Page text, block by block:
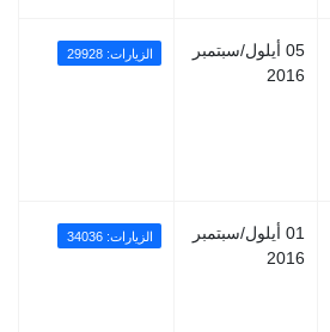
05 أيلول/سبتمبر
2016
الزيارات: 29928
01 أيلول/سبتمبر
2016
الزيارات: 34036